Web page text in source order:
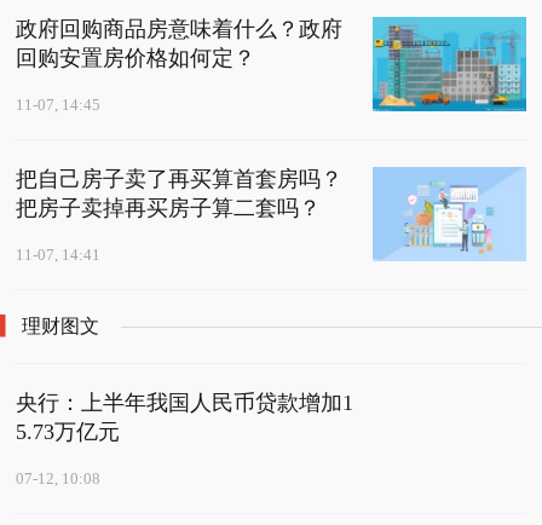
政府回购商品房意味着什么？政府
回购安置房价格如何定？
11-07, 14:45
把自己房子卖了再买算首套房吗？
把房子卖掉再买房子算二套吗？
11-07, 14:41
理财图文
央行：上半年我国人民币贷款增加1
5.73万亿元
07-12, 10:08